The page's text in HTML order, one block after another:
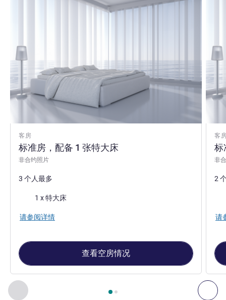
上一个 - 客房 下
第 页，共 , 客房 1 : 标准房，配备 1 张特大床 , 客房 2 :
客房
标准房，配备 1 张特大床
非合约照片
3 个人最多
床上用品1 x 特大床
请参阅详情
查看空房情况
客
标
非
2
请